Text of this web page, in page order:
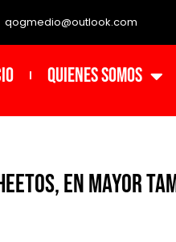
qogmedio@outlook.com
Quienes Somos
en mayor